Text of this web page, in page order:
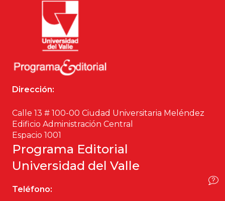
Ciencias Sociales
Conflicto Armado
Construcción de paz
Derecho
Desarrollo
Diseño
Economía
Educación
Dirección:
Calle 13 # 100-00 Ciudad Universitaria Meléndez
Edificio Administración Central
Espacio 1001
Programa Editorial
Universidad del Valle
Teléfono: